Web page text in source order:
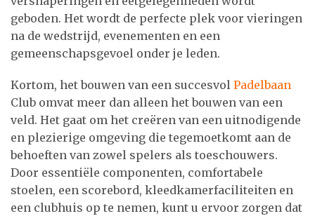
geboden. Het wordt de perfecte plek voor vieringen
na de wedstrijd, evenementen en een
gemeenschapsgevoel onder je leden.
Kortom, het bouwen van een succesvol Padelbaan
Club omvat meer dan alleen het bouwen van een
veld. Het gaat om het creëren van een uitnodigende
en plezierige omgeving die tegemoetkomt aan de
behoeften van zowel spelers als toeschouwers.
Door essentiële componenten, comfortabele
stoelen, een scorebord, kleedkamerfaciliteiten en
een clubhuis op te nemen, kunt u ervoor zorgen dat